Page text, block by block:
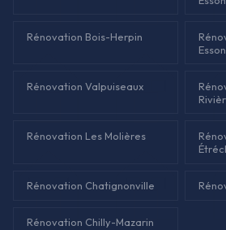
Rénovation Bois-Herpin
Rénovation Valpuiseaux
Rénovation Les Molières
Rénovation Chatignonville
Rénovation Chilly-Mazarin